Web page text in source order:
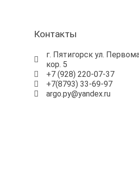
Контакты
г. Пятигорск ул.
кор. 5
+7 (928) 220-07-37
+7(8793) 33-69-97
argo.py@yandex.ru